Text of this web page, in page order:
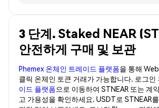
3 단계. Staked NEAR
안전하게 구매 및 보관
Phemex 온체인 트레이드 플랫폼을 통해
클릭 온체인 토큰 거래가 가능합니다. 로그인
이드 플랫폼으로 이동하여 STNEAR 또는 계
고 가용성을 확인하세요. USDT로 STNEAR